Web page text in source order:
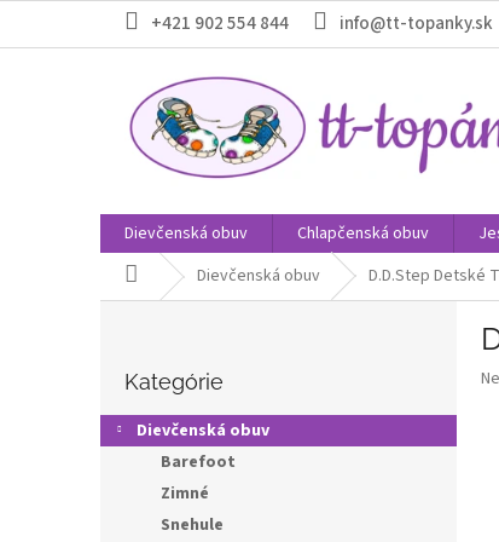
obsah
+421 902 554 844 info@tt-topanky.sk
Dievčenská obuv Chlapčenská obuv
DomovDievčenská obuv D.D.Step Detské
ý
p
kategórie
Kategórie
Dievčenská obuv
Barefoot
Zimné
Snehule